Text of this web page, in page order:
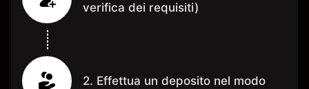
verifica dei requisiti)
2. Effettua un deposito nel modo